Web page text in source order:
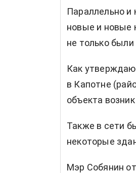
Параллельно и
новые и новые
не только
Как
в Капотне
объекта
Также в сети
некоторые
Мэр Собянин